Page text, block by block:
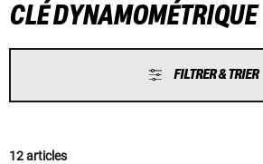
CLÉ DYNAMOMÉTRIQUE
FILTRER & TRIER
12 articles